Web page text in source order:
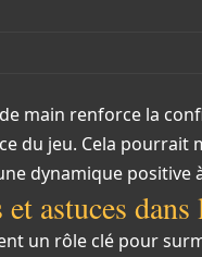
main renforce la
du jeu. Cela
dynamique positive
astuces
un rôle clé pour